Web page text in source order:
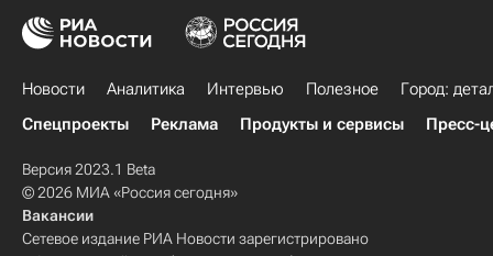
Новости Аналитика Интервью Полезное
Город:
Спецпроекты
Реклама Продукты и сервисы Пресс-
Версия 2023.1 Beta
© 2026 МИА «Россия сегодня»
Вакансии
Сетевое издание РИА Новости зарегистрировано